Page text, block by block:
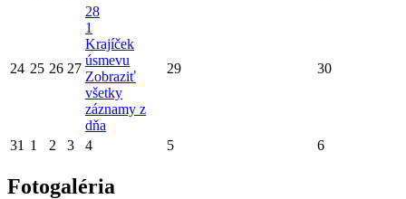
24 25 26 27
28
1
Krajíček
úsmevu
Zobraziť
všetky
záznamy z
dňa
29 30
31 1 2 3 4 5 6
Fotogaléria